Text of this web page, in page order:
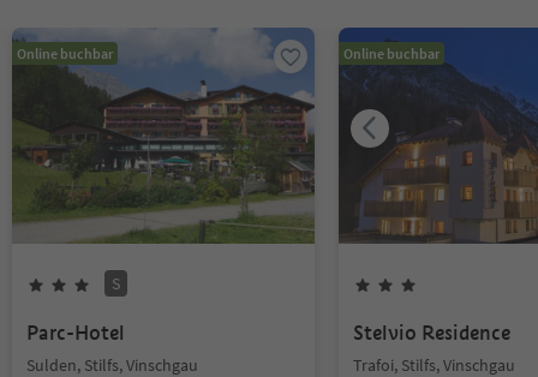
Online buchbar
S
Parc-Hotel
Sulden, Stilfs, Vinschgau
Online buchbar
Stelvio Residence
Trafoi, Stilfs, Vinschgau